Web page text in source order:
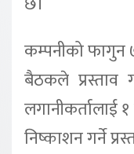
कम्पनीको
बैठकले प्रस्ताव
लगानीकर्तालाई
निष्काशन गर्ने